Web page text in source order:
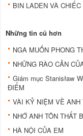
BIN LADEN VÀ
Những tin cũ hơn
NGA MUỐN PHONG
NHỮNG RÀO CẢN
Giám mục Stanisław
ĐIỂM
VÀI KỶ NIỆM VỀ ANH
NHỚ ANH TÔN THẤT
HÀ NỘI CỦA EM